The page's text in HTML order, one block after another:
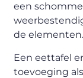
een
de elementen.
Een eettafel
toevoeging